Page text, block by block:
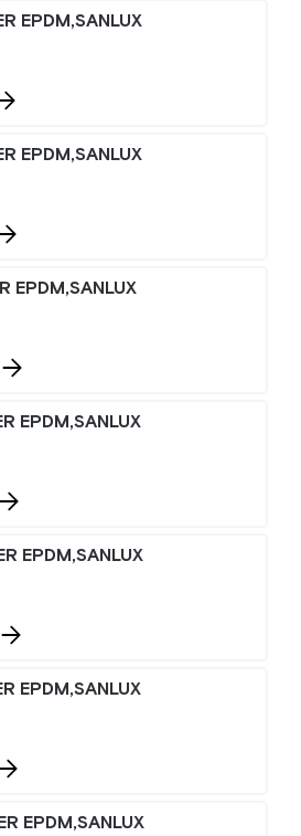
EPDM,SANLUX
EPDM,SANLUX
EPDM,SANLUX
EPDM,SANLUX
EPDM,SANLUX
EPDM,SANLUX
EPDM,SANLUX